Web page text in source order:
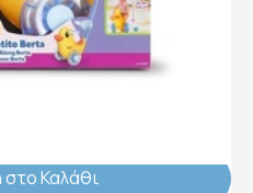
36Cm & Berta Παπάκι
Καλάθι